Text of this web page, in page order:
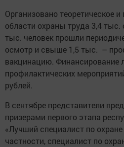
Организовано теоретическое и
области охраны труда 3,4 тыс.
тыс. человек прошли
осмотр и свыше 1,5 тыс. –
вакцинацию. Финансирование
профилактических
рублей.
В сентябре представители
призерами первого этапа
«Лучший специалист по
частности, специалист по